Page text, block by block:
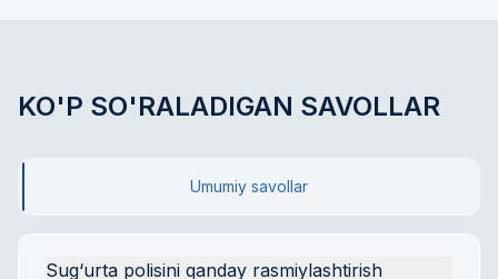
KO'P SO'RALADIGAN SAVOLLAR
Umumiy savollar
Sug‘urta polisini qanday rasmiylashtirish